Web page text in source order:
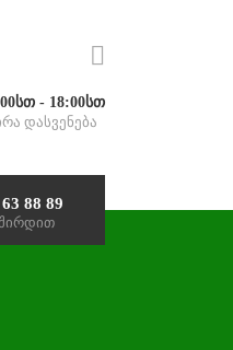
- 18:00სთ
დასვენება
88 89